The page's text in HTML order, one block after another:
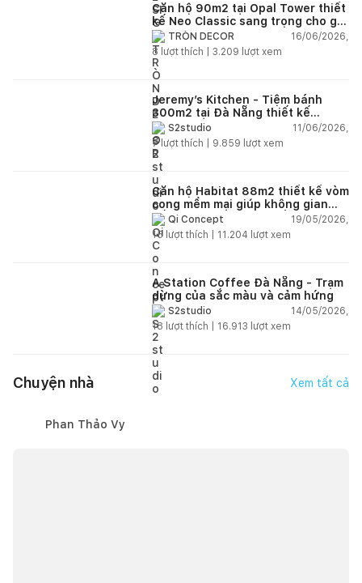
Căn hộ 90m2 tại Opal Tower thiết
kế Neo Classic sang trọng cho gia
đình trẻ
TRÒN DECOR
16/06/2026,
8 lượt thích | 3.209 lượt xem
Jeremy’s Kitchen - Tiệm bánh
300m2 tại Đà Nẵng thiết kế
phong cách công nghiệp hiện đại
ngập tràn ánh sáng tự nhiên
S2studio
11/06/2026,
7lượt thích | 9.859 lượt xem
Căn hộ Habitat 88m2 thiết kế vòm
cong mềm mại giúp không gian
sống hiện đại trở nên ấm áp hơn
Qi Concept
19/05/2026,
15 lượt thích | 11.204 lượt xem
A Station Coffee Đà Nẵng - Trạm
dừng của sắc màu và cảm hứng
S2studio
14/05/2026,
18 lượt thích | 16.913 lượt xem
Chuyện nhà Xem tất cả
Phan Thảo Vy